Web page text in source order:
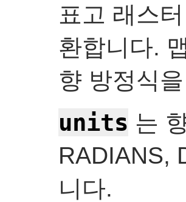
표고 래스
환합니다.
향 방정식
units 는
RADIANS,
니다.